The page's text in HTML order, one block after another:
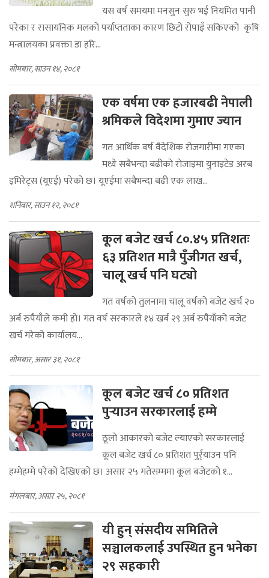
यस वर्ष समयमा मनसुन सुरु भई नियमित पानी
परेका र रासायनिक मलको पर्याप्तताका कारण छिटो रोपाइँ सकिएको कृषि
मन्त्रालयका प्रवक्ता डा हरि...
सोमबार, साउन १४, २०८१
एक वर्षमा एक हजारबढी नेपाली
श्रमिकले विदेशमा गुमाए ज्यान
गत आर्थिक वर्ष वैदेशिक रोजगारीमा गएका
मध्ये सबैभन्दा बढीको रोजाइमा युनाइटेड अरब
इमिरेट्स (यूएई) परेको छ। यूएईमा सबैभन्दा बढी एक लाख...
शनिबार, साउन १२, २०८१
कूल बजेट खर्च ८०.४५ प्रतिशतः
६३ प्रतिशत मात्रै पुँजीगत खर्च,
चालू खर्च पनि घट्यो
गत वर्षको तुलनामा चालू वर्षको बजेट खर्च २०
अर्ब रुपैयाँले कमी हो। गत वर्ष सरकारले १४ खर्ब २९ अर्ब रुपैयाँको बजेट
खर्च गरेको कार्यालय...
सोमबार, असार ३१, २०८१
कूल बजेट खर्च ८० प्रतिशत
पुर्‍याउन सरकारलाई हम्मे
ठूलो आकारको बजेट ल्याएको सरकारलाई
कूल बजेट खर्च ८० प्रतिशत पुर्र्याउन पनि
हम्मेहम्मे परेको देखिएको छ। असार २५ गतेसम्ममा कूल बजेटको १...
मंगलबार, असार २५, २०८१
यी हुन् संसदीय समितिले
सञ्चालकलाई उपस्थित हुन भनेका
२९ सहकारी